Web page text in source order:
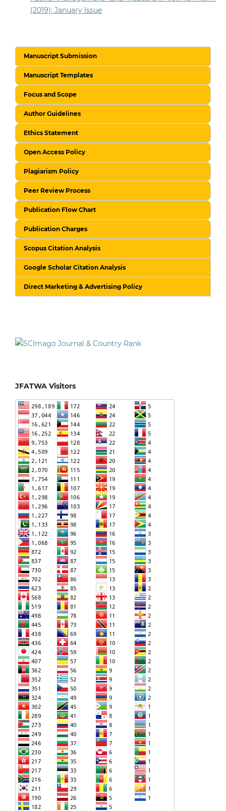
(2019): January Issue
Manuscript Submission
Manuscript Templates
Focus and Scope
Author Guidelines
Ethics Statement
Open Access Policy
Plagiarism Policy
Peer Review Process
Publication Flow Chart
Publication Charges
Scopus Citation Analysis
Google Scholar Citation Analysis
Direct Marketing & Advertising Policy
JFATWA Visitors